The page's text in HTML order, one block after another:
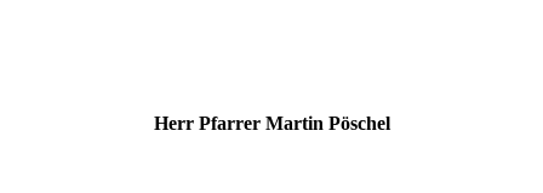
Herr Pfarrer Martin Pöschel